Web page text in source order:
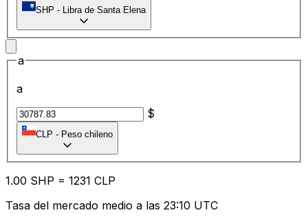
SHP - Libra de Santa Elena
a
a
$
CLP - Peso chileno
1.00 SHP = 1231 CLP
Tasa del mercado medio a las 23:10 UTC